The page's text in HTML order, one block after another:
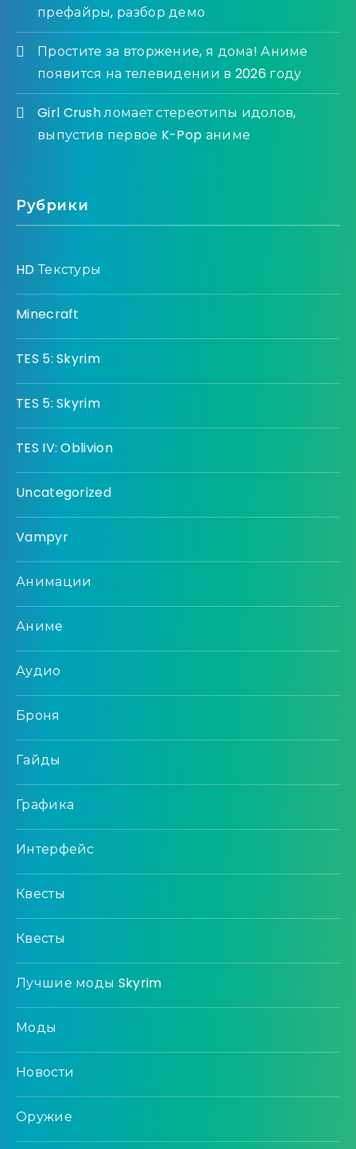
префайры, разбор демо
Простите за вторжение, я дома! Аниме
появится на телевидении в 2026 году
Girl Crush ломает стереотипы идолов,
выпустив первое K-Pop аниме
Рубрики
HD Текстуры
Minecraft
TES 5: Skyrim
TES 5: Skyrim
TES IV: Oblivion
Uncategorized
Vampyr
Анимации
Аниме
Аудио
Броня
Гайды
Графика
Интерфейс
Квесты
Квесты
Лучшие моды Skyrim
Моды
Новости
Оружие